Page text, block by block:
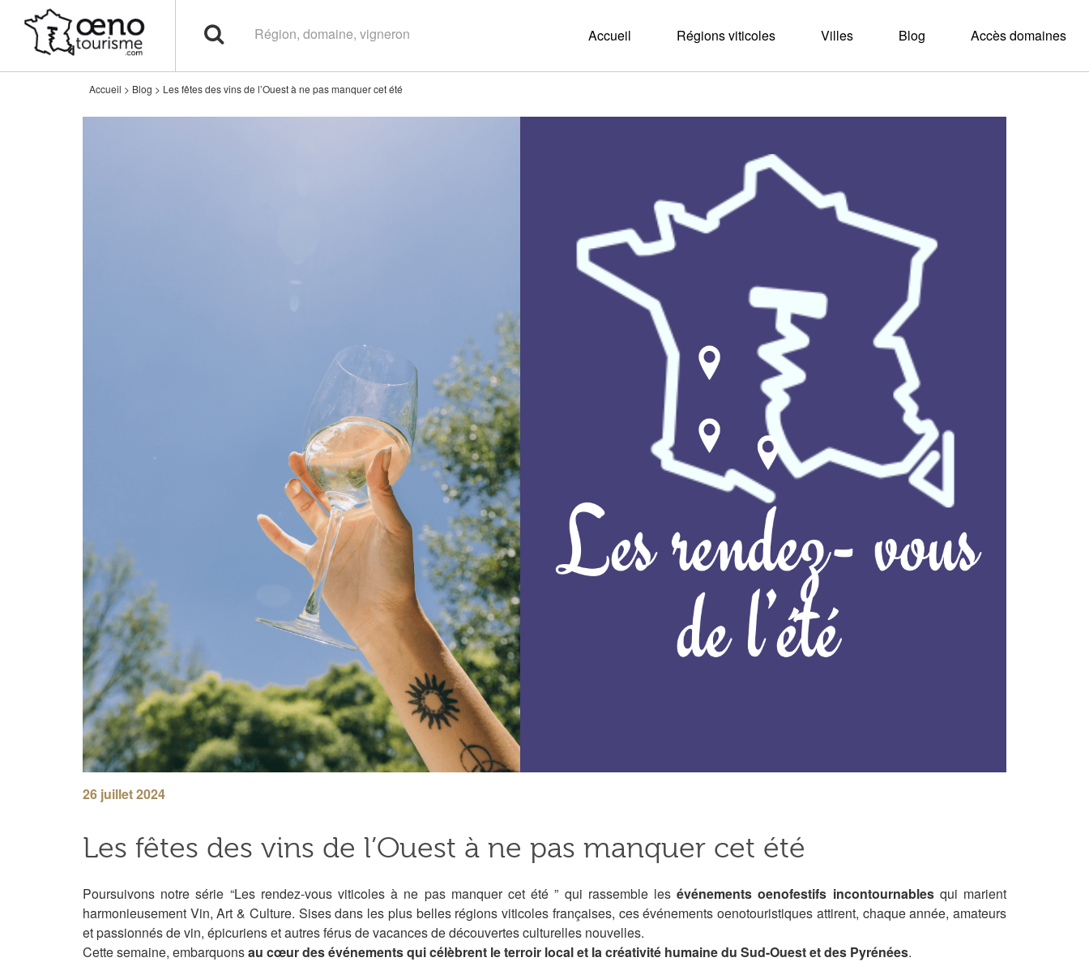
Accueil Régions viticoles Villes Blog Accès domaines
Accueil > Blog > Les fêtes des vins de l’Ouest à ne pas manquer cet été
26 juillet 2024
Les fêtes des vins de l’Ouest à ne pas manquer cet été
Poursuivons notre série “Les rendez-vous viticoles à ne pas manquer cet été ” qui rassemble lesévénements oenofestifs incontournablesqui marient
harmonieusement Vin, Art & Culture. Sises dans les plus belles régions viticoles françaises, ces événements oenotouristiques attirent, chaque année, amateurs
et passionnés de vin, épicuriens et autres férus de vacances de découvertes culturelles nouvelles.
Cette semaine, embarquonsau cœur des événements qui célèbrent le terroir local et la créativité humaine du Sud-Ouest et des Pyrénées.